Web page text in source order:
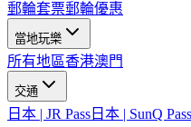
郵輪套票郵輪優惠
當地玩樂
所有地區香港澳門
交通
日本 | JR Pass 日本 | SunQ Pass